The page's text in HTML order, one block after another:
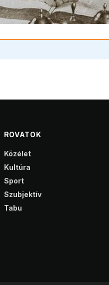
ROVATOK
Közélet
Kultúra
Sport
Szubjektív
Tabu